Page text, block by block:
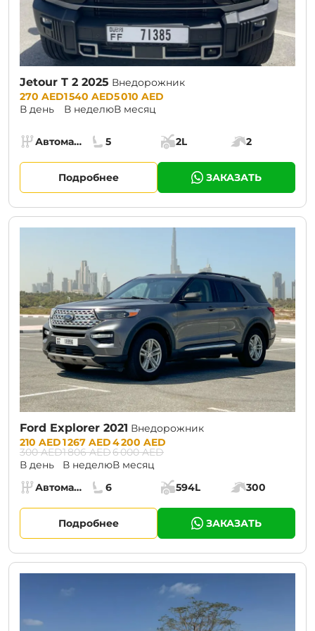
Jetour T 2 2025 Внедорожник
Prices:
270 AED
В день
1 540 AED
В неделю
5 010 AED
В месяц
Specs:
Коробка передач:
Автомат (АКПП)
Места:
5
Объём багажника:
2L
Мощность
2
Подробнее ЗАКАЗАТЬ
Ford Explorer 2021 Внедорожник
Prices:
210 AED
300 AED
В день
1 267 AED
1 806 AED
В неделю
4 200 AED
6 000 AED
В месяц
Specs:
Коробка передач:
Автомат (АКПП)
Места:
6
Объём багажника:
594L
Мощность
300
Подробнее ЗАКАЗАТЬ